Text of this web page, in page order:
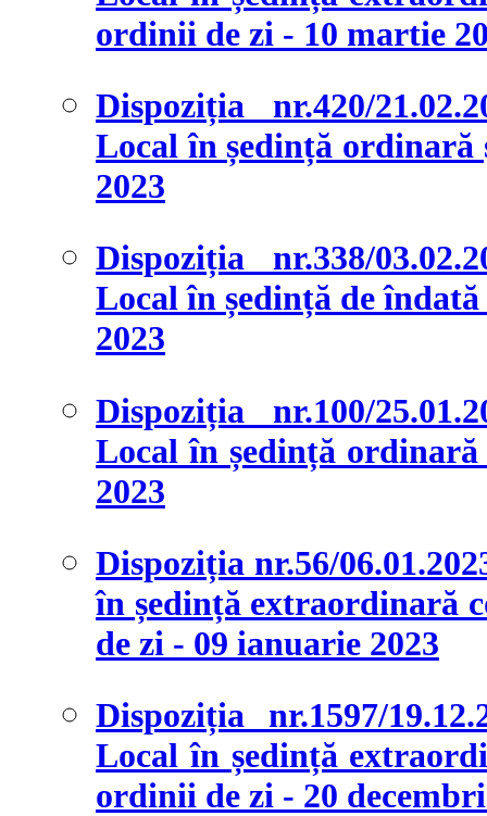
ordinii de zi - 10 martie
Dispoziția nr.420/
Local în ședință
2023
Dispoziția nr.338/
Local în ședință de
2023
Dispoziția nr.100/
Local în ședință
2023
Dispoziția nr.56/
în ședință extraordinară
de zi - 09 ianuarie 2023
Dispoziția nr.1597/
Local în ședință
ordinii de zi - 20